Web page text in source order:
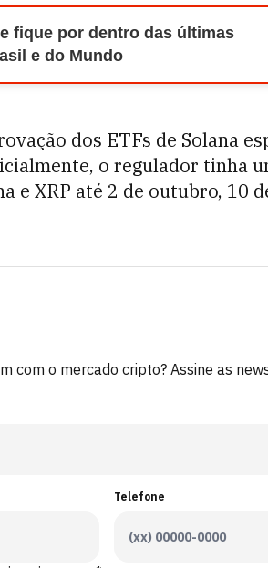
fique por dentro das últimas
e do Mundo
dos ETFs de Solana
o regulador tinha
e XRP até 2 de outubro, 10
com o mercado cripto? Assine as
Telefone